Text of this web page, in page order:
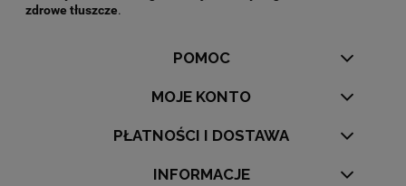
zdrowe tłuszcze.
POMOC
MOJE KONTO
PŁATNOŚCI I DOSTAWA
INFORMACJE